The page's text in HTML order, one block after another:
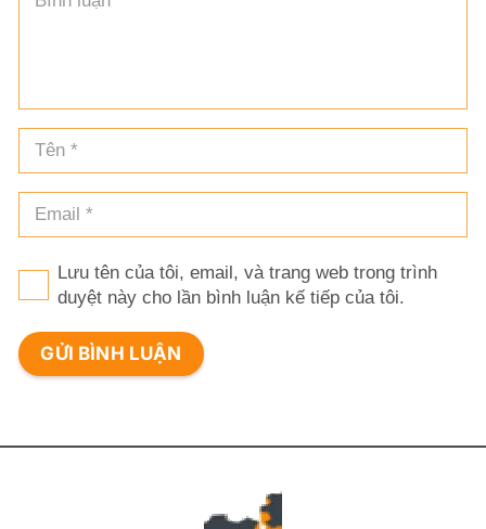
Lưu tên của tôi, email, và trang web trong trình
duyệt này cho lần bình luận kế tiếp của tôi.
GỬI BÌNH LUẬN